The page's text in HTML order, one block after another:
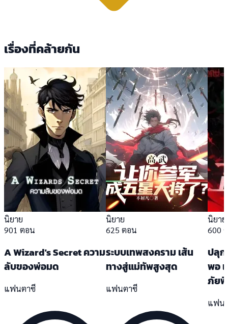
เรื่องที่คล้ายกัน
นิยาย
901 ตอน
A Wizard's Secret ความ
ลับของพ่อมด
แฟนตาซี
นิยาย
625 ตอน
ระบบเทพสงคราม เส้น
ทางสู่แม่ทัพสูงสุด
แฟนตาซี
นิยาย
600
ปลุก
พอ
ภัยพิ
แฟน